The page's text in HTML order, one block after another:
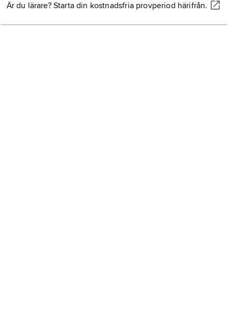
Är du lärare? Starta din kostnadsfria provperiod härifrån.